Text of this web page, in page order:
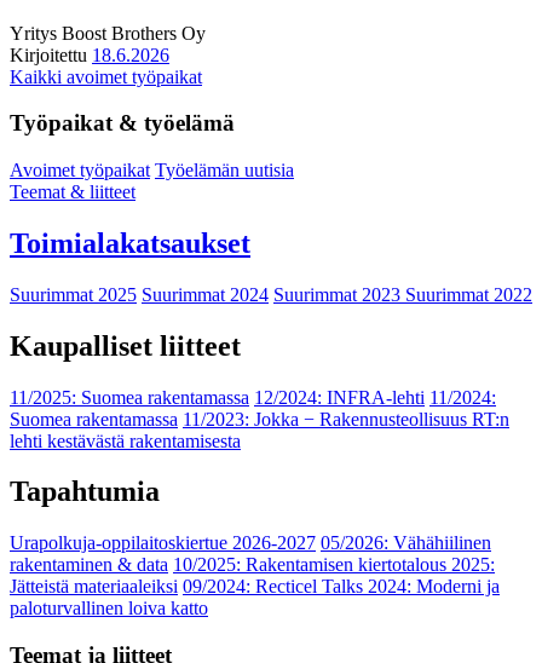
Yritys Boost Brothers Oy
Kirjoitettu 18.6.2026
Kaikki avoimet työpaikat
Työpaikat & työelämä
Avoimet työpaikat Työelämän uutisia
Teemat & liitteet
Toimialakatsaukset
Suurimmat 2025 Suurimmat 2024 Suurimmat 2023 Suurimmat 2022
Kaupalliset liitteet
11/2025: Suomea rakentamassa 12/2024: INFRA-lehti 11/2024:
Suomea rakentamassa 11/2023: Jokka − Rakennusteollisuus RT:n
lehti kestävästä rakentamisesta
Tapahtumia
Urapolkuja-oppilaitoskiertue 2026-2027 05/2026: Vähähiilinen
rakentaminen & data 10/2025: Rakentamisen kiertotalous 2025:
Jätteistä materiaaleiksi 09/2024: Recticel Talks 2024: Moderni ja
paloturvallinen loiva katto
Teemat ja liitteet